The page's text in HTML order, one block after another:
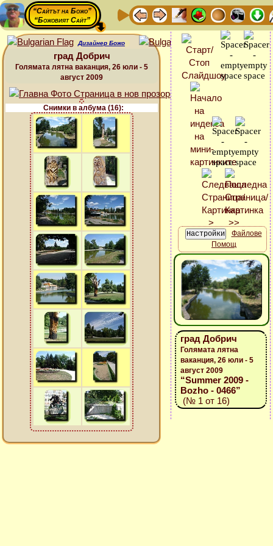
“Сайтът на Божо”
“Божовият Сайт”
Дизайнер Божо
град Добрич
Голямата лятна ваканция, 26 юли - 5
август 2009
Снимки в албума (16):
Файлове
Помощ
град Добрич
Голямата лятна
ваканция, 26 юли - 5
август 2009
“Summer 2009 -
Bozho - 0466”
(№ 1 от 16)